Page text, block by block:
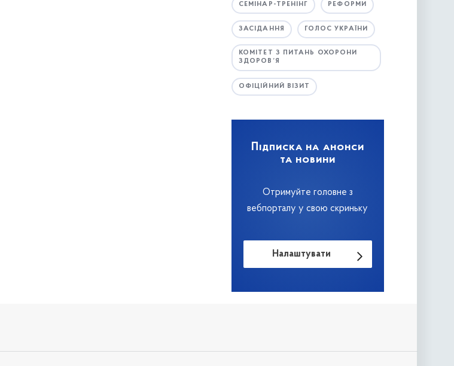
СЕМІНАР-ТРЕНІНГ РЕФОРМИ
ЗАСІДАННЯ ГОЛОС УКРАЇНИ
КОМІТЕТ З ПИТАНЬ ОХОРОНИ
ЗДОРОВ’Я
ОФІЦІЙНИЙ ВІЗИТ
Підписка на анонси
та новини
Отримуйте головне з
вебпорталу у свою скриньку
Налаштувати